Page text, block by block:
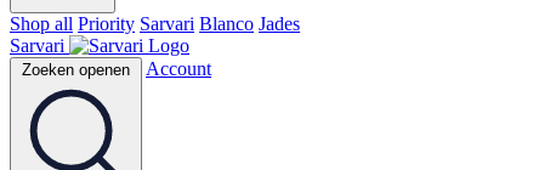
Shop all Priority Sarvari Blanco Jades
Sarvari
Zoeken openen Account